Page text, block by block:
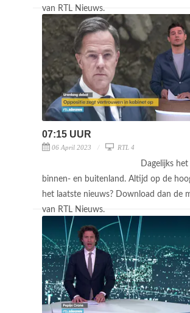
van RTL Nieuws.
07:15 UUR
06 April 2023 RTL 4
Dagelijks
binnen- en buitenland. Altijd op de
het laatste nieuws? Download dan de
van RTL Nieuws.